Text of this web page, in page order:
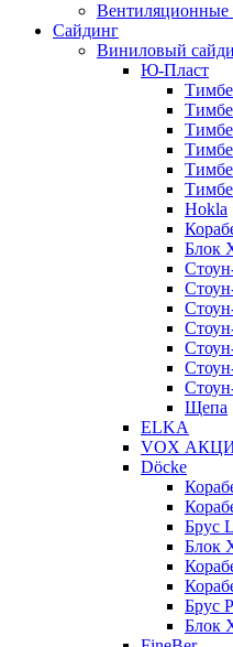
Сайдинг
Виниловый
Ю-Пласт
Hokla
Блок
Щепа
ELKA
VOX
Döcke
Брус
Блок
Брус
Блок